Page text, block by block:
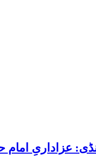
عزاداریِ